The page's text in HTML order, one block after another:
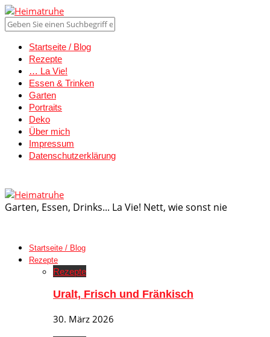
Startseite / Blog
Rezepte
… La Vie!
Essen & Trinken
Garten
Portraits
Deko
Über mich
Impressum
Datenschutzerklärung
Garten, Essen, Drinks... La Vie! Nett, wie sonst nie
Startseite / Blog
Rezepte
Rezepte
Uralt, Frisch und Fränkisch
30. März 2026